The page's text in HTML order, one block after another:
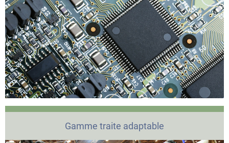
Gamme traite adaptable